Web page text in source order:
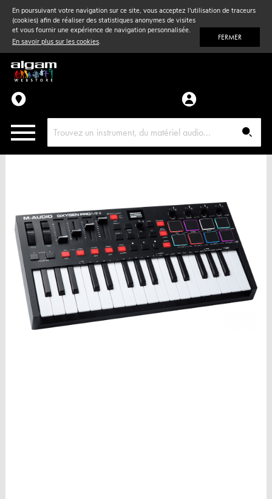
En poursuivant votre navigation sur ce site, vous acceptez l'utilisation de traceurs
(cookies) afin de réaliser des statistiques anonymes de visites
et vous fournir une expérience de navigation personnalisée.
En savoir plus sur les cookies. FERMER
Vent& Violon
Accessoires
Pièces détachées